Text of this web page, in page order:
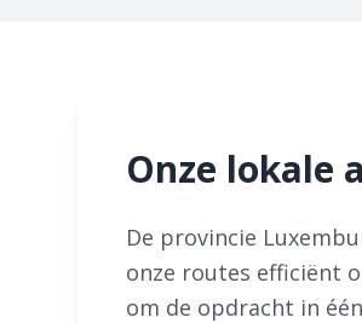
Onze lokale
De provincie
onze routes efficiënt
om de opdracht in